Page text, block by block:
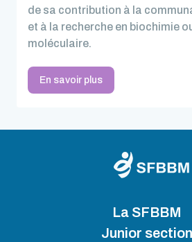
de sa contribution à la
et à la recherche en biochimie
moléculaire.
En savoir plus
La SFBBM
Junior section